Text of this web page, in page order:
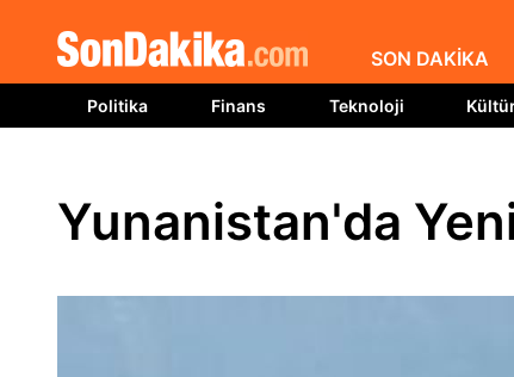
SON DAKİKA
Politika Finans Teknoloji
Yunanistan'da